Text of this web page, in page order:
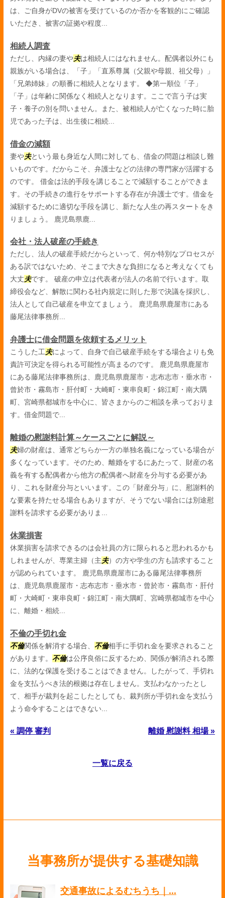
は、ご自身がDVの被害を受けているのか否かを客観的にご確認
いただき、被害の証拠や程度...
相続人調査
ただし、内縁の妻や夫は相続人にはなれません。配偶者以外にも
親族がいる場合は、「子」「直系尊属（父親や母親、祖父母）」
「兄弟姉妹」の順番に相続人となります。 ◆第一順位「子」
「子」は年齢に関係なく相続人となります。ここで言う子は実
子・養子の別を問いません。また、被相続人が亡くなった時に胎
児であった子は、出生後に相続...
借金の減額
妻や夫という最も身近な人間に対しても、借金の問題は相談し難
いものです。だからこそ、弁護士などの法律の専門家が活躍する
のです。 借金は法的手段を講じることで減額することができま
す。その手続きの進行をサポートする存在が弁護士です。借金を
減額するために適切な手段を講じ、新たな人生の再スタートをき
りましょう。 鹿児島県鹿...
会社・法人破産の手続き
ただし、法人の破産手続だからといって、何か特別なプロセスが
ある訳ではないため、そこまで大きな負担になると考えなくても
大丈夫です。 破産の申立は代表者が法人の名前で行います。取
締役会など、解散に関わる社内規定に則した形で決議を採択し、
法人として自己破産を申立てましょう。 鹿児島県鹿屋市にある
藤尾法律事務所...
弁護士に借金問題を依頼するメリット
こうした工夫によって、自身で自己破産手続をする場合よりも免
責許可決定を得られる可能性が高まるのです。 鹿児島県鹿屋市
にある藤尾法律事務所は、鹿児島県鹿屋市・志布志市・垂水市・
曾於市・霧島市・肝付町・大崎町・東串良町・錦江町・南大隅
町、宮崎県都城市を中心に、皆さまからのご相談を承っておりま
す。借金問題で...
離婚の慰謝料計算～ケースごとに解説～
夫婦の財産は、通常どちらか一方の単独名義になっている場合が
多くなっています。そのため、離婚をするにあたって、財産の名
義を有する配偶者から他方の配偶者へ財産を分与する必要があ
り、これを財産分与といいます。この「財産分与」に、慰謝料的
な要素を持たせる場合もありますが、そうでない場合には別途慰
謝料を請求する必要がありま...
休業損害
休業損害を請求できるのは会社員の方に限られると思われるかも
しれませんが、専業主婦（主夫）の方や学生の方も請求すること
が認められています。 鹿児島県鹿屋市にある藤尾法律事務所
は、鹿児島県鹿屋市・志布志市・垂水市・曾於市・霧島市・肝付
町・大崎町・東串良町・錦江町・南大隅町、宮崎県都城市を中心
に、離婚・相続...
不倫の手切れ金
不倫関係を解消する場合、 不倫相手に手切れ金を要求されること
があります。 不倫は公序良俗に反するため、関係が解消される際
に、法的な保護を受けることはできません。したがって、手切れ
金を支払うべき法的根拠は存在しません。支払わなかったとし
て、相手が裁判を起こしたとしても、裁判所が手切れ金を支払う
よう命令することはできない...
« 調停 審判 離婚 慰謝料 相場 »
一覧に戻る
当事務所が提供する基礎知識
交通事故によるむちうち｜...